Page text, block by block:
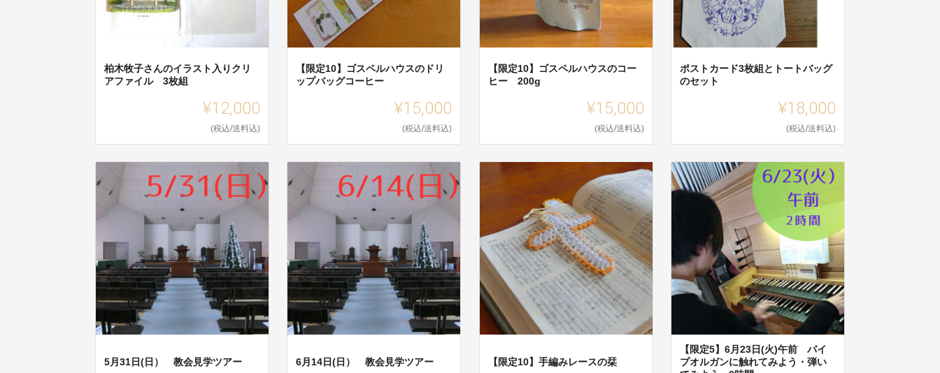
柏木牧子さんのイラスト入りクリ
アファイル 3枚組
¥12,000
(税込/送料込)
【限定10】ゴスペルハウスのドリ
ップバッグコーヒー
¥15,000
(税込/送料込)
【限定10】ゴスペルハウスのコー
ヒー 200g
¥15,000
(税込/送料込)
ポストカード3枚組とトートバッグ
のセット
¥18,000
(税込/送料込)
5月31日(日） 教会見学ツアー 6月14日(日） 教会見学ツアー 【限定10】手編みレースの栞
【限定5】6月23日(火)午前 パイ
プオルガンに触れてみよう・弾い